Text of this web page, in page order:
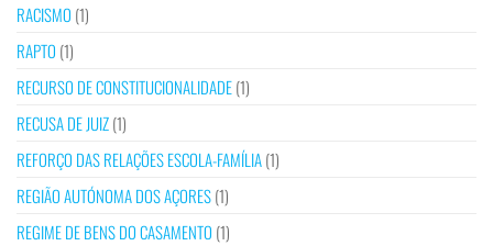
RACISMO (1)
RAPTO (1)
RECURSO DE CONSTITUCIONALIDADE(1)
RECUSA DE JUIZ(1)
REFORÇO DAS RELAÇÕES ESCOLA-FAMÍLIA(1)
REGIÃO AUTÓNOMA DOS AÇORES(1)
REGIME DE BENS DO CASAMENTO (1)